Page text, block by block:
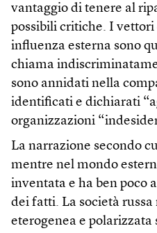
vantaggio di tenere al
possibili critiche. I
influenza esterna sono
chiama
sono annidati nella
identificati e dichiarati
organizzazioni
La narrazione secondo
mentre nel mondo
inventata e ha ben poco
dei fatti. La società russa
eterogenea e